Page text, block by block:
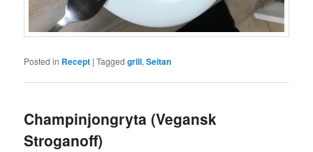
Posted in Recept |Tagged grill,Seitan
Champinjongryta (Vegansk
Stroganoff)